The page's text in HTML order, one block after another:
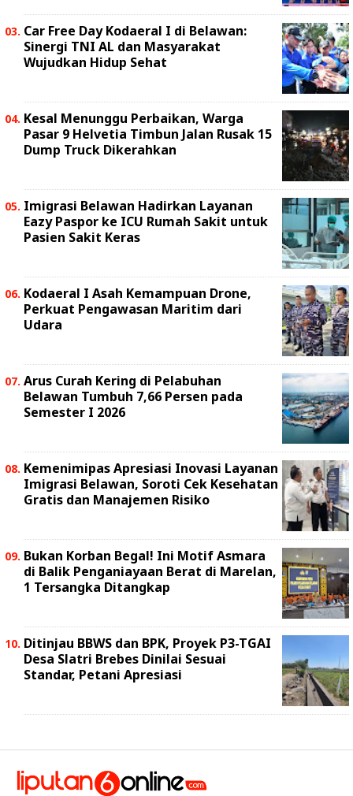
Car Free Day Kodaeral I di Belawan:
Sinergi TNI AL dan Masyarakat
Wujudkan Hidup Sehat
Kesal Menunggu Perbaikan, Warga
Pasar 9 Helvetia Timbun Jalan Rusak 15
Dump Truck Dikerahkan
Imigrasi Belawan Hadirkan Layanan
Eazy Paspor ke ICU Rumah Sakit untuk
Pasien Sakit Keras
Kodaeral I Asah Kemampuan Drone,
Perkuat Pengawasan Maritim dari
Udara
Arus Curah Kering di Pelabuhan
Belawan Tumbuh 7,66 Persen pada
Semester I 2026
Kemenimipas Apresiasi Inovasi Layanan
Imigrasi Belawan, Soroti Cek Kesehatan
Gratis dan Manajemen Risiko
Bukan Korban Begal! Ini Motif Asmara
di Balik Penganiayaan Berat di Marelan,
1 Tersangka Ditangkap
Ditinjau BBWS dan BPK, Proyek P3-TGAI
Desa Slatri Brebes Dinilai Sesuai
Standar, Petani Apresiasi